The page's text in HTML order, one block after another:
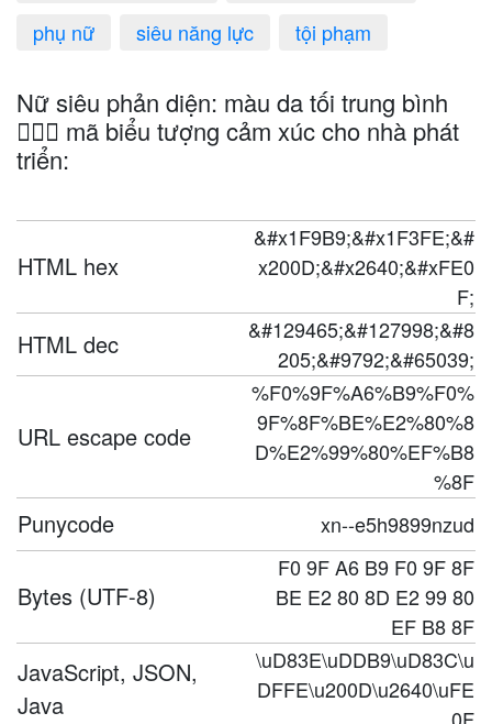
phụ nữ
siêu năng lực tội phạm
Nữ siêu phản diện: màu da tối trung bình
🦹🏾‍♀️ mã biểu tượng cảm xúc cho nhà phát
triển:
HTML hex
&#x1F9B9;&#x1F3FE;&#
x200D;&#x2640;&#xFE0
F;
HTML dec
&#129465;&#127998;&#8
205;&#9792;&#65039;
URL escape code
%F0%9F%A6%B9%F0%
9F%8F%BE%E2%80%8
D%E2%99%80%EF%B8
%8F
Punycode xn--e5h9899nzud
Bytes (UTF-8)
F0 9F A6 B9 F0 9F 8F
BE E2 80 8D E2 99 80
EF B8 8F
JavaScript, JSON,
Java
\uD83E\uDDB9\uD83C\u
DFFE\u200D\u2640\uFE